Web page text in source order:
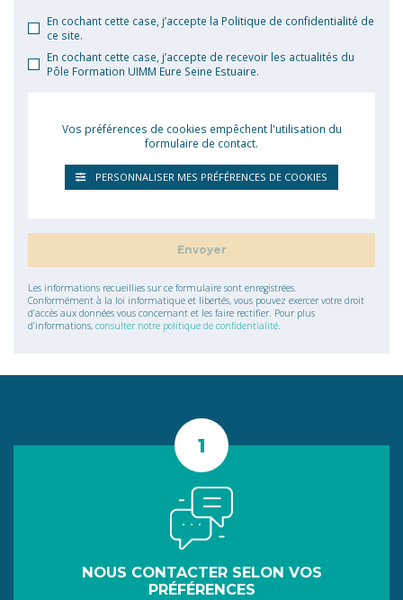
En cochant cette case, j’accepte la Politique de confidentialité de
ce site.
En cochant cette case, j’accepte de recevoir les actualités du
Pôle Formation UIMM Eure Seine Estuaire.
Vos préférences de cookies empêchent l'utilisation du
formulaire de contact.
PERSONNALISER MES PRÉFÉRENCES DE COOKIES
Les informations recueillies sur ce formulaire sont enregistrées.
Conformément à la loi informatique et libertés, vous pouvez exercer votre droit
d’accès aux données vous concernant et les faire rectifier. Pour plus
d’informations, consulter notre politique de confidentialité.
NOUS CONTACTER SELON VOS
PRÉFÉRENCES